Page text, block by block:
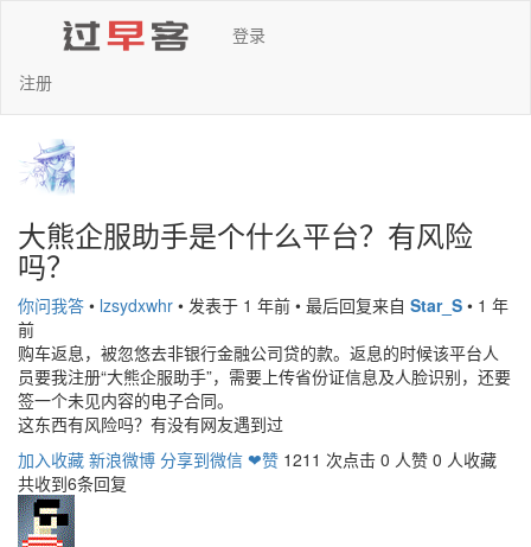
登录
注册
大熊企服助手是个什么平台？有风险
吗？
你问我答 • lzsydxwhr • 发表于 1 年前 • 最后回复来自 Star_S • 1 年
前
购车返息，被忽悠去非银行金融公司贷的款。返息的时候该平台人
员要我注册“大熊企服助手”，需要上传省份证信息及人脸识别，还要
签一个未见内容的电子合同。
这东西有风险吗？有没有网友遇到过
加入收藏 新浪微博 分享到微信 ❤赞 1211 次点击 0 人赞 0 人收藏
共收到6条回复